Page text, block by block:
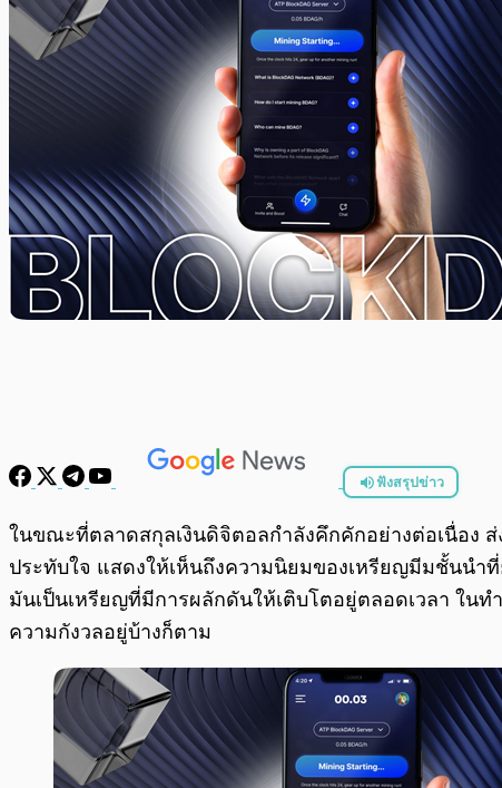
ฟังสรุปข่าว
พร้อมเล่น
ในขณะที่ตลาดสกุลเงินดิจิตอลกำลังคึกคักอย่างต่อเนื่อง
ประทับใจ แสดงให้เห็นถึงความนิยมของเหรียญมีมชั้นนำที่
มันเป็นเหรียญที่มีการผลักดันให้เติบโตอยู่ตลอดเวลา ใน
ความกังวลอยู่บ้างก็ตาม